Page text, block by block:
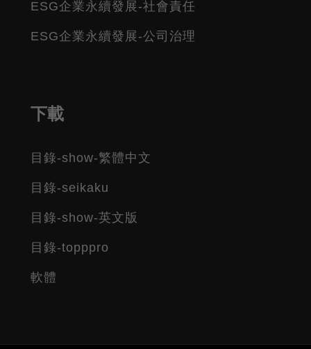
ESG企業永續發展-社會責任
ESG企業永續發展-公司治理
下載
目錄-show-繁體中文
目錄-seikaku
目錄-show-英文版
目錄-topppro
軟體